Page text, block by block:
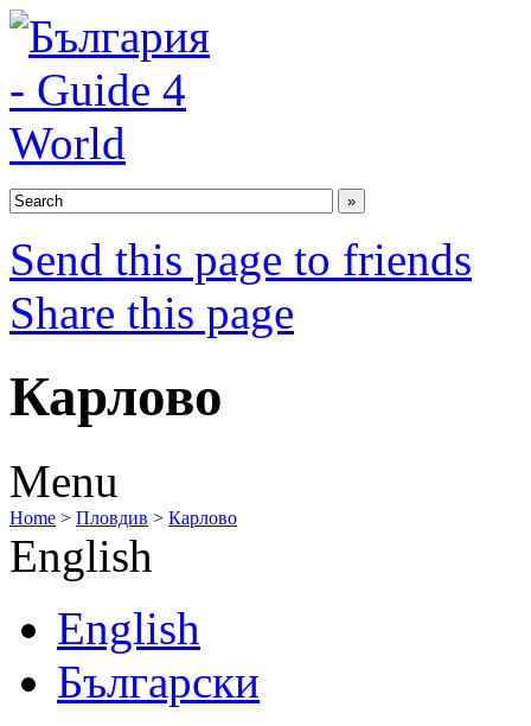
Send this page to friends
Share this page
Карлово
Menu
Home > Пловдив > Карлово
English
English
Български